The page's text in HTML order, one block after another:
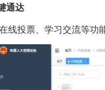
通达
线投票、学习交流等功